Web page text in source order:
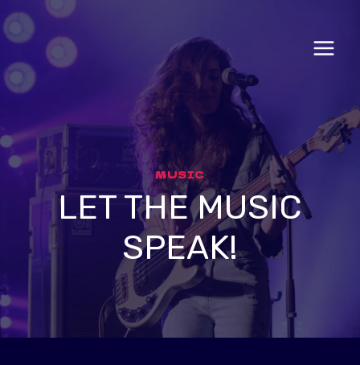
Aller
au
contenu
MUSIC
LET THE MUSIC
SPEAK!